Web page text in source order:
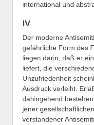
international und
IV
Der moderne
gefährliche Form des
liegen darin, daß er
liefert, die
Unzufriedenheit
Ausdruck verleiht.
dahingehend
jener
verstandener